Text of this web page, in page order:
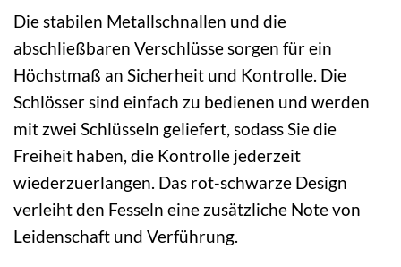
Die stabilen Metallschnallen und die
abschließbaren Verschlüsse sorgen für ein
Höchstmaß an Sicherheit und Kontrolle. Die
Schlösser sind einfach zu bedienen und werden
mit zwei Schlüsseln geliefert, sodass Sie die
Freiheit haben, die Kontrolle jederzeit
wiederzuerlangen. Das rot-schwarze Design
verleiht den Fesseln eine zusätzliche Note von
Leidenschaft und Verführung.